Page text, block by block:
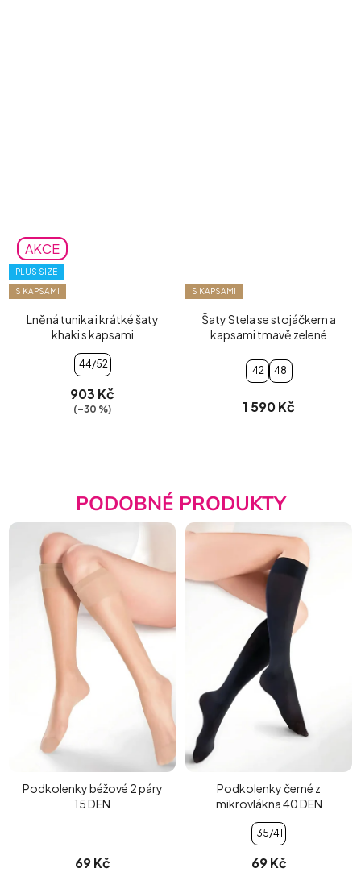
AKCE
PLUS SIZE
S KAPSAMI
Lněná tunika i krátké šaty
khaki s kapsami
44/52
903 Kč
(–30 %)
S KAPSAMI
Šaty Stela se stojáčkem a
kapsami tmavě zelené
42 48
1 590 Kč
PODOBNÉ PRODUKTY
Podkolenky béžové 2 páry
15 DEN
69 Kč
Podkolenky černé z
mikrovlákna 40 DEN
35/41
69 Kč